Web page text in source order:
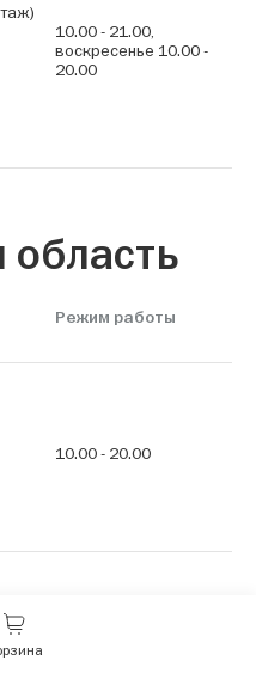
10.00 - 21.00,
воскресенье 10.00 -
20.00
область
Режим работы
10.00 - 20.00